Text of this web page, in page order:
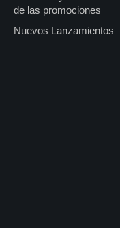
de las promociones
Nuevos Lanzamientos